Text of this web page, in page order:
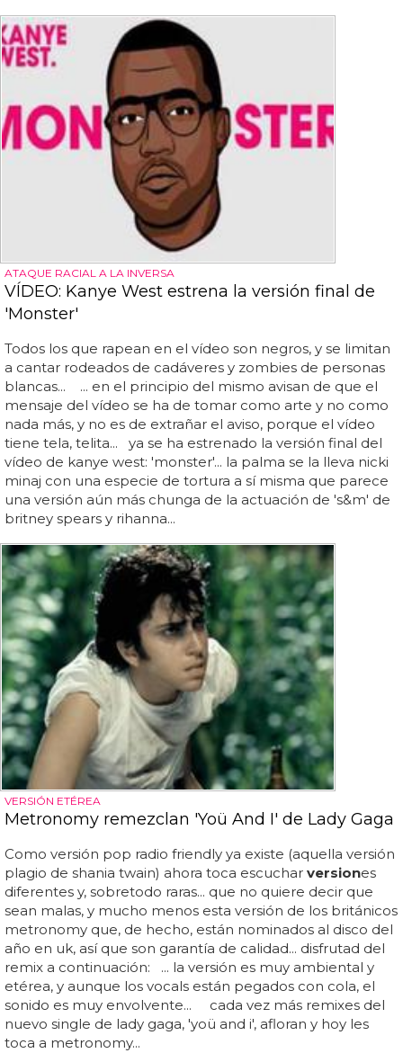
ATAQUE RACIAL A LA INVERSA
VÍDEO: Kanye West estrena la versión final de
'Monster'
Todos los que rapean en el vídeo son negros, y se limitan
a cantar rodeados de cadáveres y zombies de personas
blancas... ... en el principio del mismo avisan de que el
mensaje del vídeo se ha de tomar como arte y no como
nada más, y no es de extrañar el aviso, porque el vídeo
tiene tela, telita... ya se ha estrenado la versión final del
vídeo de kanye west: 'monster'... la palma se la lleva nicki
minaj con una especie de tortura a sí misma que parece
una versión aún más chunga de la actuación de 's&m' de
britney spears y rihanna...
VERSIÓN ETÉREA
Metronomy remezclan 'Yoü And I' de Lady Gaga
Como versión pop radio friendly ya existe (aquella versión
plagio de shania twain) ahora toca escuchar versiones
diferentes y, sobretodo raras... que no quiere decir que
sean malas, y mucho menos esta versión de los británicos
metronomy que, de hecho, están nominados al disco del
año en uk, así que son garantía de calidad... disfrutad del
remix a continuación: ... la versión es muy ambiental y
etérea, y aunque los vocals están pegados con cola, el
sonido es muy envolvente... cada vez más remixes del
nuevo single de lady gaga, 'yoü and i', afloran y hoy les
toca a metronomy...